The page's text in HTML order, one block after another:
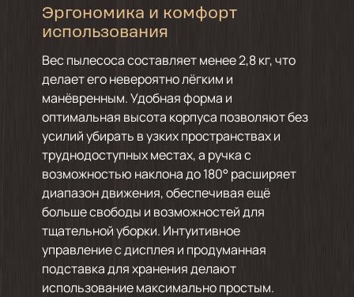
Эргономика и комфорт
использования
Вес пылесоса составляет менее 2,8 кг, что
делает его невероятно лёгким и
манёвренным. Удобная форма и
оптимальная высота корпуса позволяют без
усилий убирать в узких пространствах и
труднодоступных местах, а ручка с
возможностью наклона до 180° расширяет
диапазон движения, обеспечивая ещё
больше свободы и возможностей для
тщательной уборки. Интуитивное
управление с дисплея и продуманная
подставка для хранения делают
использование максимально простым.